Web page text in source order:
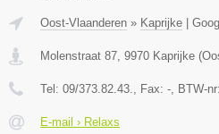
Oost-Vlaanderen » Kaprijke |
Molenstraat 87 9970 Kaprijke (
Tel: 09/373.82.43. , Fax: - , BTW-nr:
E-mail › Relaxs